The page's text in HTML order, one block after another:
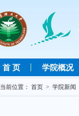
首 页 学院概况
当前位置： 首页 > 学院新闻